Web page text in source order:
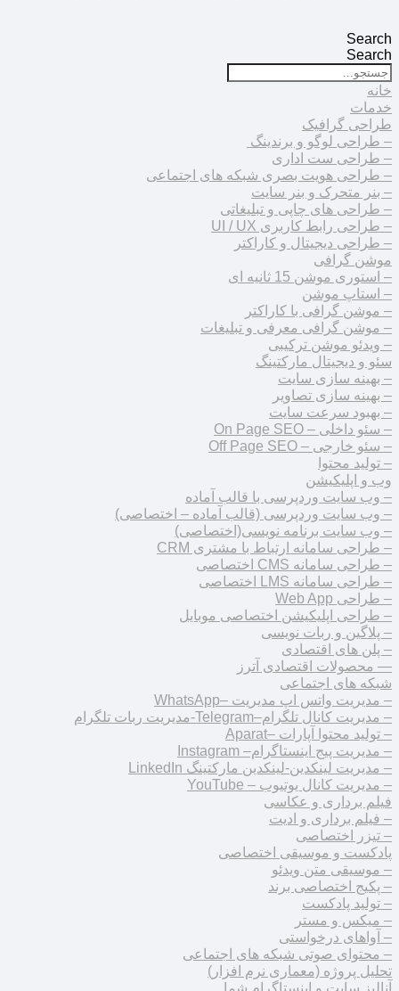
Search
Search
خانه
خدمات
طراحی گرافیک
– طراحی لوگو و برندینگ
– طراحی ست اداری
– طراحی هویت بصری شبکه های اجتماعی
– بنر متحرک و بنر سایت
– طراحی های چاپی و تبلیغاتی
– طراحی رابط کاربری UI / UX
– طراحی دیجیتال و کاراکتر
موشن گرافی
– استوری موشن 15 ثانیه ای
– استاپ موشن
– موشن گرافی با کاراکتر
– موشن گرافی معرفی و تبلیغات
– ویدئو موشن ترکیبی
سئو و دیجیتال مارکتینگ
– بهینه سازی سایت
– بهینه سازی تصاویر
– بهبود سرعت سایت
– سئو داخلی – On Page SEO
– سئو خارجی – Off Page SEO
– تولید محتوا
وب و اپلیکیشن
– وب سایت وردپرسی با قالب آماده
– وب سایت وردپرسی (قالب آماده – اختصاصی)
– وب سایت برنامه نویسی(اختصاصی)
– طراحی سامانه ارتباط با مشتری CRM
– طراحی سامانه CMS اختصاصی
– طراحی سامانه LMS اختصاصی
– طراحی Web App
– طراحی اپلیکیشن اختصاصی موبایل
– پلاگین و ربات نویسی
– پلن های اقتصادی
— محصولات اقتصادی آترز
شبکه های اجتماعی
– مدیریت واتس اپ مدیریت –WhatsApp
– مدیریت کانال تلگرام–Telegram-مدیریت ربات تلگرام
– تولید محتوا آپارات –Aparat
– مدیریت پیج اینستاگرام– Instagram
– مدیریت لینکدین-لینکدین مارکتینگ LinkedIn
– مدیریت کانال یوتیوب – YouTube
فیلم برداری و عکاسی
– فیلم برداری و ادیت
– تیزر اختصاصی
پادکست و موسیقی اختصاصی
– موسیقی متن ویدئو
– پکیج اختصاصی برند
– تولید پادکست
– میکس و مستر
– آواهای درخواستی
– محتوای صوتی شبکه های اجتماعی
تحلیل پروژه (معماری نرم افزار)